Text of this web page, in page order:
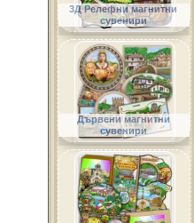
3Д Релефни магнитни
сувенири
Дървени магнитни
сувенири